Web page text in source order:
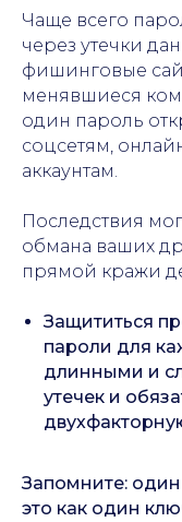
Чаще всего
через утечки
фишинговые
менявшиеся
один пароль
соцсетям,
аккаунтам.
Последствия
обмана ваших
прямой кражи
Защититься
пароли для
длинными и
утечек и
Запомните: один
это как один